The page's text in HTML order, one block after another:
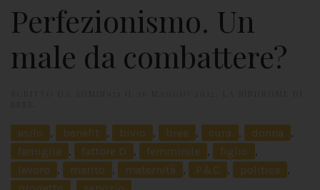
Perfezionismo. Un
male da combattere?
asilo , benefit , bivio , bree , cura , donna
,
famiglia
, fattore D , femminile , figlio
,
lavoro
, marito , maternità , P&C , politica
,